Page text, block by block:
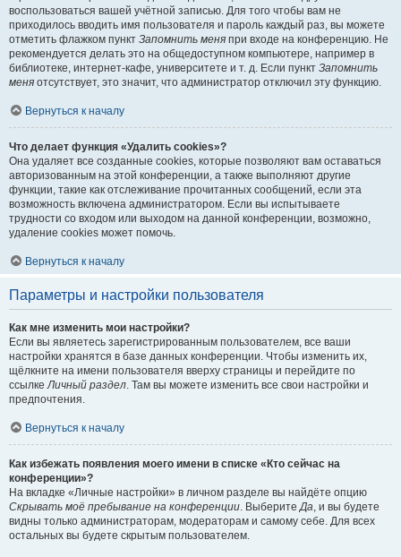
воспользоваться вашей учётной записью. Для того чтобы вам не
приходилось вводить имя пользователя и пароль каждый раз, вы можете
отметить флажком пункт Запомнить меня при входе на конференцию. Не
рекомендуется делать это на общедоступном компьютере, например в
библиотеке, интернет-кафе, университете и т. д. Если пункт Запомнить
меня отсутствует, это значит, что администратор отключил эту функцию.
Вернуться к началу
Что делает функция «Удалить cookies»?
Она удаляет все созданные cookies, которые позволяют вам оставаться
авторизованным на этой конференции, а также выполняют другие
функции, такие как отслеживание прочитанных сообщений, если эта
возможность включена администратором. Если вы испытываете
трудности со входом или выходом на данной конференции, возможно,
удаление cookies может помочь.
Вернуться к началу
Параметры и настройки пользователя
Как мне изменить мои настройки?
Если вы являетесь зарегистрированным пользователем, все ваши
настройки хранятся в базе данных конференции. Чтобы изменить их,
щёлкните на имени пользователя вверху страницы и перейдите по
ссылкеЛичный раздел. Там вы можете изменить все свои настройки и
предпочтения.
Вернуться к началу
Как избежать появления моего имени в списке «Кто сейчас на
конференции»?
На вкладке «Личные настройки» в личном разделе вы найдёте опцию
Скрывать моё пребывание на конференции. ВыберитеДа, и вы будете
видны только администраторам, модераторам и самому себе. Для всех
остальных вы будете скрытым пользователем.